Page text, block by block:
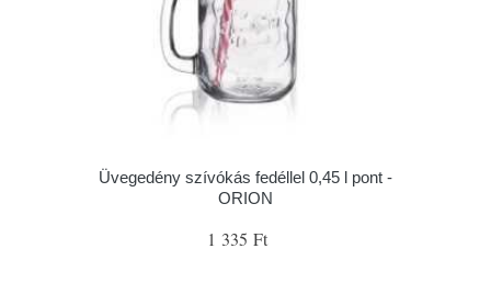
Üvegedény szívókás fedéllel 0,45 l pont -
ORION
1 335 Ft